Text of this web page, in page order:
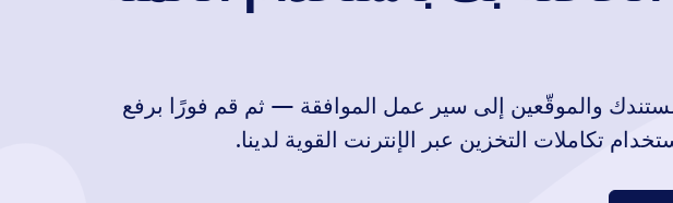
لفترة أطول من ذلك بكثير. تم تقديم مفهوم التوقيعات
مستندك والموقّعين إلى سير عمل الموافقة — ثم قم فورًا برفع
تكاملات التخزين عبر الإنترنت القوية لدينا.